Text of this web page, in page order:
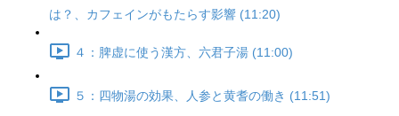
は？、カフェインがもたらす影響 (11:20)
４：脾虚に使う漢方、六君子湯 (11:00)
５：四物湯の効果、人参と黄耆の働き (11:51)